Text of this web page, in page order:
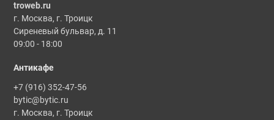
troweb.ru
г. Москва, г. Троицк
Сиреневый бульвар, д. 11
09:00 - 18:00
Антикафе
+7 (916) 352-47-56
bytic@bytic.ru
г. Москва, г. Троицк